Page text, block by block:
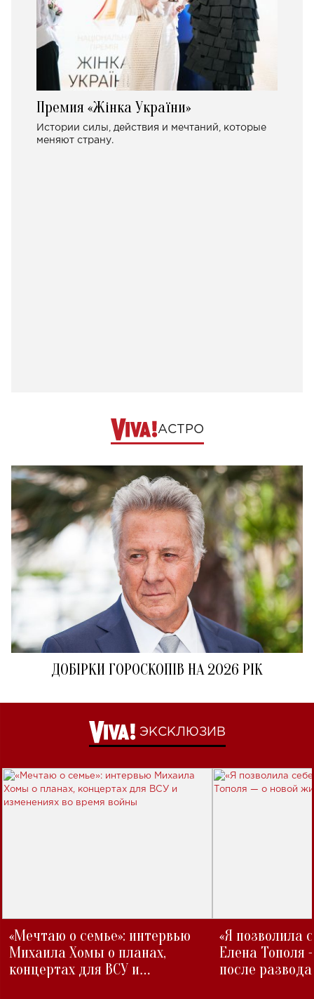
Премия «Жінка України»
Истории силы, действия и мечтаний, которые
меняют страну.
АСТРО
ДОБІРКИ ГОРОСКОПІВ НА 2026 РІК
ЭКСКЛЮЗИВ
«Мечтаю о семье»: интервью
Михаила Хомы о планах,
концертах для ВСУ и
«Я позволила
Елена Тополя
после развода